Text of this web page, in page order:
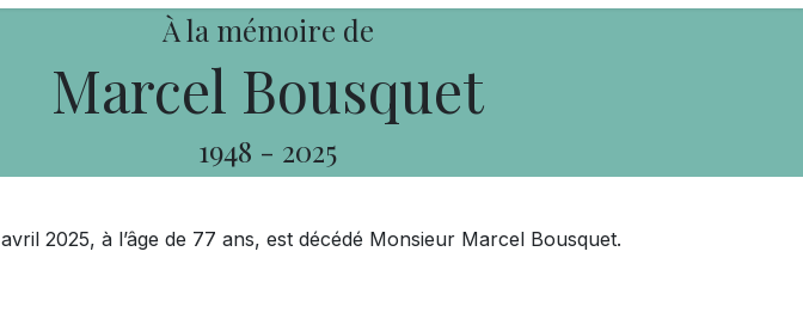
À la mémoire de
Marcel Bousquet
1948 - 2025
2025, à l’âge de 77 ans, est décédé Monsieur Marcel Bousquet.